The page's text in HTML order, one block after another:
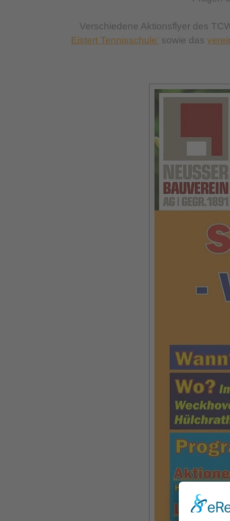
Verschiedene Aktionsflyer des
Eistert Tennisschule‘ sowie das